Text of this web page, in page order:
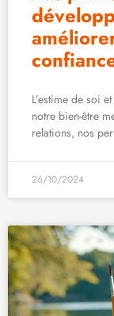
L’estime de soi
notre bien-être
relations, nos
26/10/2024